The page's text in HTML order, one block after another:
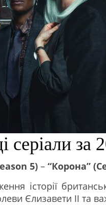
серіали за
5) – “Корона”
історії
Єлизавети ІІ та